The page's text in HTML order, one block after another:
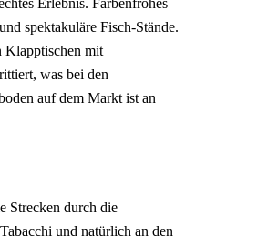
Erlebnis. Farbenfrohes
spektakuläre Fisch-Stände.
Klapptischen mit
was bei den
auf dem Markt ist an
Strecken durch die
und natürlich an den